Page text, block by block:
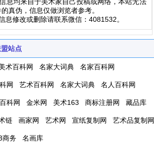
息均来自于美术家自己投稿或网络，本站无法
真伪，信息仅做浏览者参考。
息修改或删除请联系微信：4081532。
站点
术百科网 名家大词典 名家百科网
网 艺术百科网 名家大词典 名人百科网
科网 金米网 美术163 商标注册网 藏品库
链 画家网 艺术网 宣纸复制网 艺术品复制网
商务 名画库